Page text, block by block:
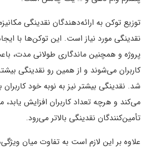
توزیع توکن به ارائه‌دهندگان نقدینگی
نقدینگی مورد نیاز است. این توکن‌ها با
پروژه و همچنین ماندگاری طولانی مدت،
کاربران می‌شوند و از همین رو نقدینگی
شد. نقدینگی بیشتر نیز به نوبه خود
می‌کند و هرچه تعداد کاربران افزایش یابد،
تأمین‌کنندگان نقدینگی بالاتر می‌رود.
علاوه بر این لازم است به تفاوت میان